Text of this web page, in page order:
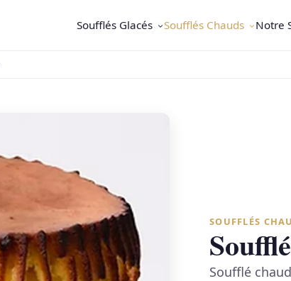
Soufflés Glacés Soufflés Chauds Notre
SOUFFLÉS
Soufflé